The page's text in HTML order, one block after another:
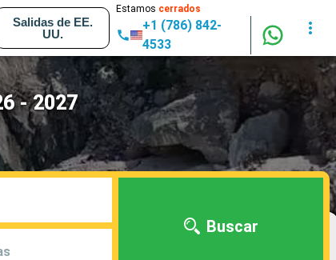
Salidas de EE.
UU.
Estamos cerrados
+1 (786) 842-
4533
- 2027
Buscar